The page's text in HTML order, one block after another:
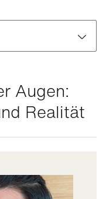
Augen:
Realität